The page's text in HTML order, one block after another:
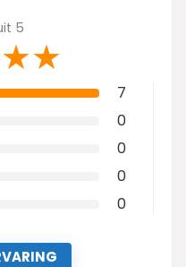
5
★★
7
0
0
0
0